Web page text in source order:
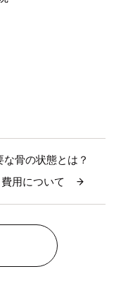
骨の状態とは？
用について